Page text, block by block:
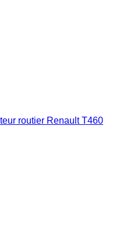
routier Renault T460